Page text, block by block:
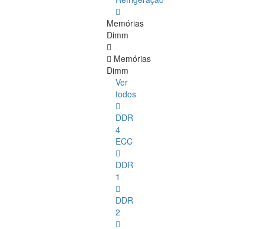
Memórias
Dimm
Memórias
Dimm
Ver
todos
DDR
4
ECC
DDR
1
DDR
2